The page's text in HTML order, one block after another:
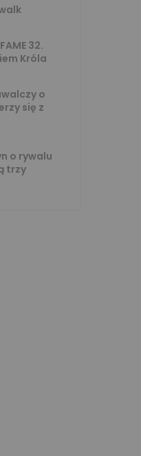
32.
Króla
o
się z
o rywalu
trzy